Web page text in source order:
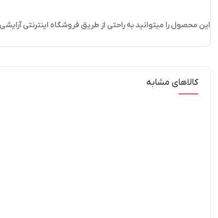
این محصول را میتوانید به راحتی از طریق فروشگاه اینترنتی
کالاهای مشابه